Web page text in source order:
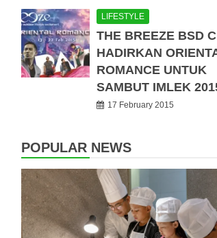
LIFESTYLE
THE BREEZE BSD
HADIRKAN
ROMANCE UNTUK
SAMBUT IMLEK
17 February 2015
POPULAR NEWS